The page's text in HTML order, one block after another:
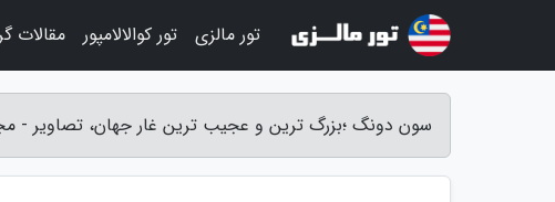
سون دونگ ؛بزرگ ترین و عجیب ترین غار جهان، تصاویر -
تور مالزی تور کوالالامپور مقالات